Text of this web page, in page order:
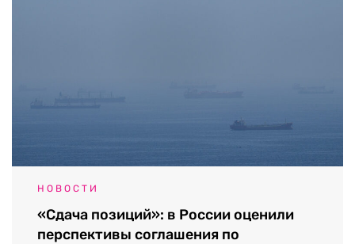
НОВОСТИ
«Сдача позиций»: в России оценили
перспективы соглашения по